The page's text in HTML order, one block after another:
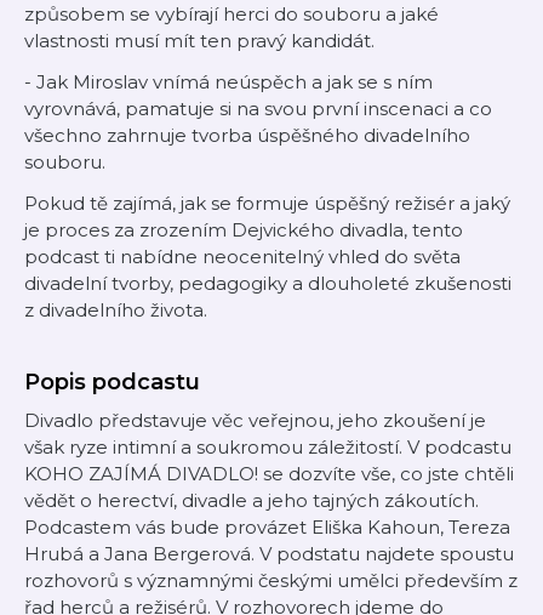
způsobem se vybírají herci do souboru a jaké
vlastnosti musí mít ten pravý kandidát.
- Jak Miroslav vnímá neúspěch a jak se s ním
vyrovnává, pamatuje si na svou první inscenaci a co
všechno zahrnuje tvorba úspěšného divadelního
souboru.
Pokud tě zajímá, jak se formuje úspěšný režisér a jaký
je proces za zrozením Dejvického divadla, tento
podcast ti nabídne neocenitelný vhled do světa
divadelní tvorby, pedagogiky a dlouholeté zkušenosti
z divadelního života.
Popis podcastu
Divadlo představuje věc veřejnou, jeho zkoušení je
však ryze intimní a soukromou záležitostí. V podcastu
KOHO ZAJÍMÁ DIVADLO! se dozvíte vše, co jste chtěli
vědět o herectví, divadle a jeho tajných zákoutích.
Podcastem vás bude provázet Eliška Kahoun, Tereza
Hrubá a Jana Bergerová. V podstatu najdete spoustu
rozhovorů s významnými českými umělci především z
řad herců a režisérů. V rozhovorech jdeme do